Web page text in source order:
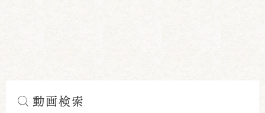
動画検索